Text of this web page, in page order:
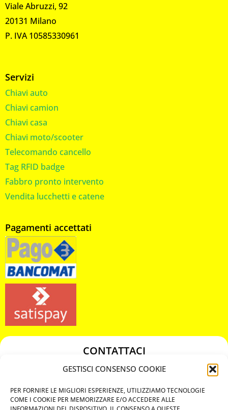
GESTISCI CONSENSO COOKIE
PER FORNIRE LE MIGLIORI ESPERIENZE, UTILIZZIAMO TECNOLOGIE
COME I COOKIE PER MEMORIZZARE E/O ACCEDERE ALLE
Viale Abruzzi, 92
20131 Milano
P. IVA 10585330961
Servizi
Chiavi auto
Chiavi camion
Chiavi casa
Chiavi moto/scooter
Telecomando cancello
Tag RFID badge
Fabbro pronto intervento
Vendita lucchetti e catene
Pagamenti accettati
CONTATTACI
349 3863811
chiavicodificate@gmail.com